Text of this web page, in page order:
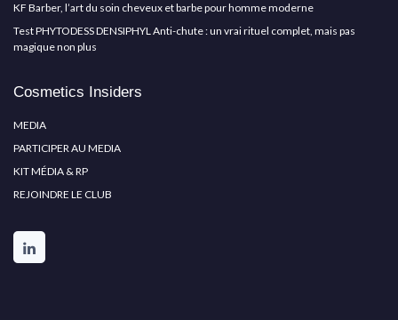
KF Barber, l’art du soin cheveux et barbe pour homme moderne
Test PHYTODESS DENSIPHYL Anti-chute : un vrai rituel complet, mais pas
magique non plus
Cosmetics Insiders
MEDIA
PARTICIPER AU MEDIA
KIT MÉDIA & RP
REJOINDRE LE CLUB